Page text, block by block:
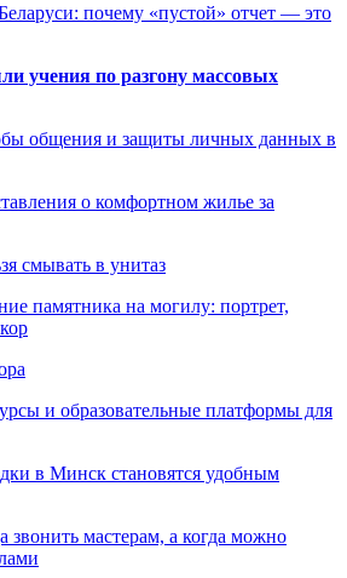
почему «пустой» отчет — это
учения по разгону массовых
общения и защиты личных данных в
о комфортном жилье за
смывать в унитаз
памятника на могилу: портрет,
и образовательные платформы для
в Минск становятся удобным
звонить мастерам, а когда можно